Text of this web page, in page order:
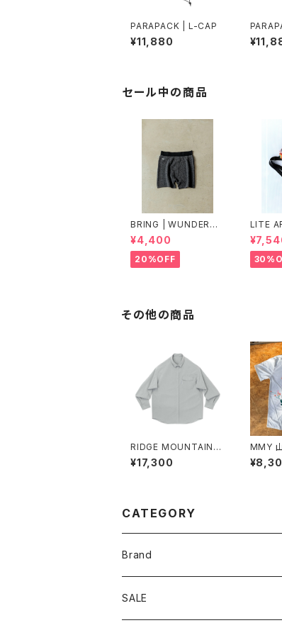
PARAPACK | L-CAP
¥11,880
セール中の商品
BRING | WUNDERW
EAR "ONE" 50/50
¥4,400
20%OFF
LITE
K
その他の商品
RIDGE MOUNTAIN G
EAR | Basic Long Sl
eeve Shirt 2026
¥17,300
MMY
-Shirt
CATEGORY
Brand
アソビビト
SALE